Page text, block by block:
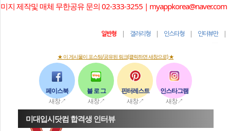
미지 제작및 매체 무한공유 문의 02-333-3255 | myappkorea@naver.com
일반형 | 갤러리형 | 인스타형 | 인터뷰만|
★ 이 게시물이 포스팅/공유된 링크(클릭하면 새창으로) ★
페이스북
새창↗
블 로 그
새창↗
핀터레스트
새창↗
인스타그램
새창↗
미대입시닷컴 합격생 인터뷰